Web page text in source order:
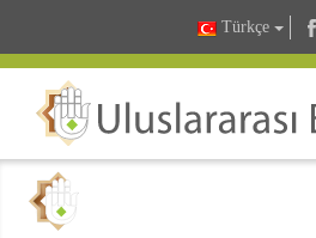
Türkçe